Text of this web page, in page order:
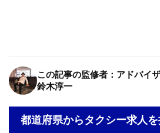
この記事の監修者：アドバイ
鈴木淳一
都道府県からタクシー求人